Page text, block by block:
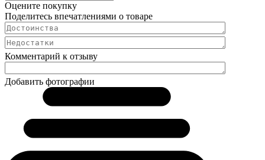
Оцените покупку
Поделитесь впечатлениями о товаре
Комментарий к отзыву
Добавить фотографии